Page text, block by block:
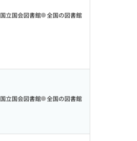
国立国会図書館 全国の図書館
国立国会図書館 全国の図書館